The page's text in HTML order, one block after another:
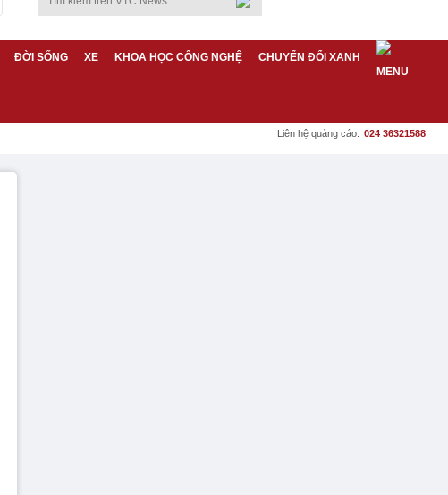
ĐỜI SỐNG XE KHOA HỌC CÔNG NGHỆ CHUYỂN ĐỔI XANH
Liên hệ quảng cáo: 024 36321588